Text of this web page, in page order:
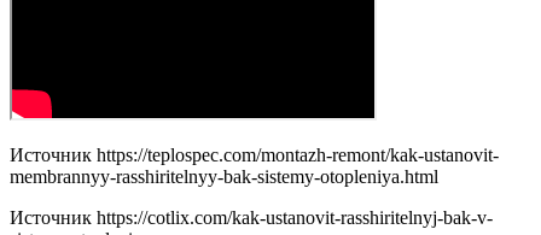
Источник https://teplospec.com/montazh-remont/kak-ustanovit-
membrannyy-rasshiritelnyy-bak-sistemy-otopleniya.html
Источник https://cotlix.com/kak-ustanovit-rasshiritelnyj-bak-v-